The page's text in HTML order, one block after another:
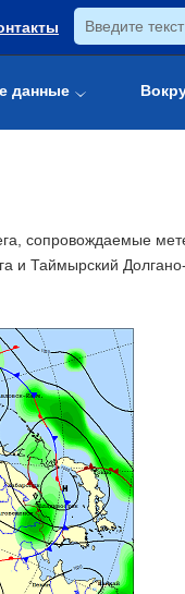
данные
сопровождаемые
и Таймырский